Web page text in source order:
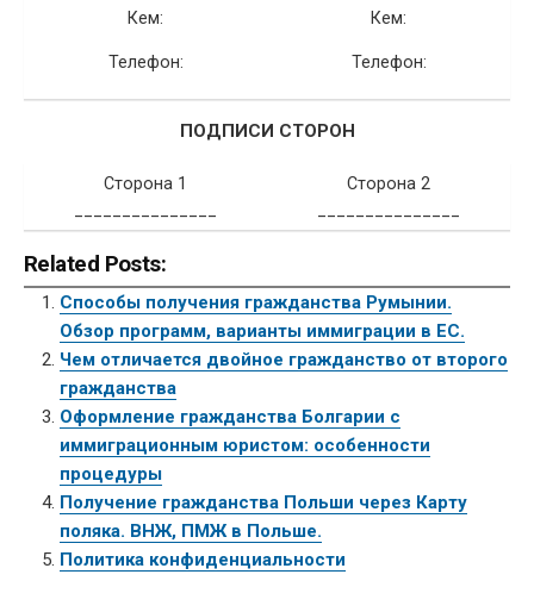
Кем:
Телефон:
Кем:
Телефон:
ПОДПИСИ СТОРОН
Сторона 1
Сторона 2
Related Posts:
Способы получения гражданства Румынии.
Обзор программ, варианты иммиграции в ЕС.
Чем отличается двойное гражданство от второго
гражданства
Оформление гражданства Болгарии с
иммиграционным юристом: особенности
процедуры
Получение гражданства Польши через Карту
поляка. ВНЖ, ПМЖ в Польше.
Политика конфиденциальности